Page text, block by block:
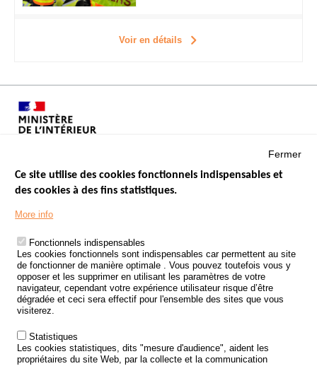
Voir en détails
Menu
Footer
LES SITES PUBLICS
ÉTAT DE L’INSÉCURITÉ ROUTIÈRE
TRAITEMENT DES DONNÉES PERSONNELLES DES ACCIDENTS DE
LA ROUTE
ETUDES ET RECHERCHES
APPEL À PROJETS
POLITIQUE DE SÉCURITÉ ROUTIÈRE
Fermer
Ce site utilise des cookies fonctionnels indispensables et
des cookies à des fins statistiques.
More info
Fonctionnels indispensables
Les cookies fonctionnels sont indispensables car permettent au site
de fonctionner de manière optimale . Vous pouvez toutefois vous y
opposer et les supprimer en utilisant les paramètres de votre
navigateur, cependant votre expérience utilisateur risque d’être
dégradée et ceci sera effectif pour l'ensemble des sites que vous
visiterez.
Statistiques
Les cookies statistiques, dits "mesure d'audience", aident les
propriétaires du site Web, par la collecte et la communication